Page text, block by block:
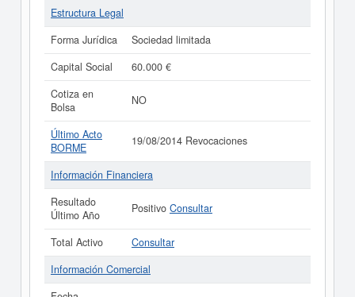
Estructura Legal
Forma Jurídica
Sociedad limitada
Capital Social
60.000 €
Cotiza en
Bolsa
NO
Último Acto
BORME
19/08/2014 Revocaciones
Información Financiera
Resultado
Último Año
Positivo Consultar
Total Activo
Consultar
Información Comercial